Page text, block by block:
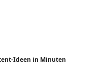
Ideen in Minuten